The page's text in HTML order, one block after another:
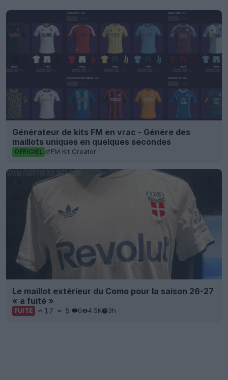
Générateur de kits FM en vrac - Génère des
maillots uniques en quelques secondes
OFFICIEL FM Kit Creator
Le maillot extérieur du Como pour la saison 26-27
« a fuité »
FUITE 17 5 0 4.5K 3h